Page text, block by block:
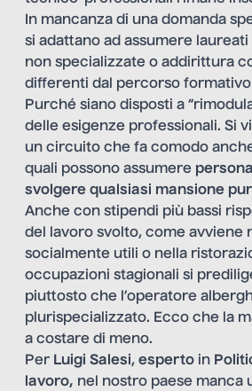
In mancanza di una domanda
si adattano ad assumere
non specializzate o addirittura
differenti dal percorso
Purché siano disposti a
delle esigenze professionali. Si
un circuito che fa comodo
quali possono assumere
svolgere qualsiasi mansione
Anche con stipendi più bassi
del lavoro svolto, come avviene
socialmente utili o nella
occupazioni stagionali si
piuttosto che l’operatore
plurispecializzato. Ecco che la
a costare di meno.
Per Luigi Salesi, esperto in
lavoro, nel nostro paese manca